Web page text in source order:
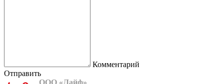
Комментарий
Отправить